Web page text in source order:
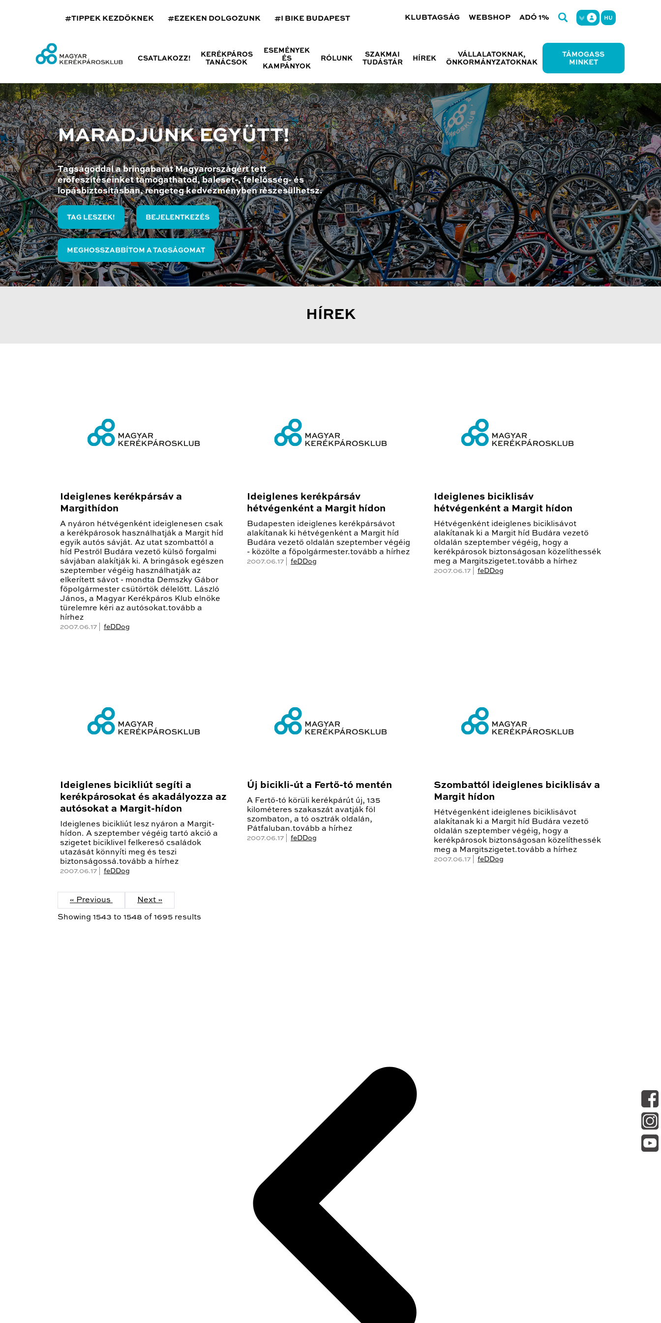
#TIPPEK KEZDŐKNEK #EZEKEN DOLGOZUNK #I BIKE BUDAPEST KLUBTAGSÁG WEBSHOP ADÓ 1% HU
CSATLAKOZZ!
KERÉKPÁROS
TANÁCSOK
ESEMÉNYEK
ÉS
KAMPÁNYOK
RÓLUNK
SZAKMAI
TUDÁSTÁR
HÍREK
VÁLLALATOKNAK,
ÖNKORMÁNYZATOKNAK
TÁMOGASS
MINKET
MARADJUNK EGYÜTT!
Tagságoddal a bringabarát Magyarországért tett
erőfeszítéseinket támogathatod, baleset-, felelősség- és
lopásbiztosításban, rengeteg kedvezményben részesülhetsz.
TAG LESZEK! BEJELENTKEZÉS
MEGHOSSZABBÍTOM A TAGSÁGOMAT
HÍREK
Ideiglenes kerékpársáv a
Margithídon
A nyáron hétvégenként ideiglenesen csak
a kerékpárosok használhatják a Margit híd
egyik autós sávját. Az utat szombattól a
híd Pestről Budára vezető külső forgalmi
sávjában alakítják ki. A bringások egészen
szeptember végéig használhatják az
elkerített sávot - mondta Demszky Gábor
főpolgármester csütörtök délelőtt. László
János, a Magyar Kerékpáros Klub elnöke
türelemre kéri az autósokat.tovább a
hírhez
2007.06.17 | feDDog
Ideiglenes kerékpársáv
hétvégenként a Margit hídon
Budapesten ideiglenes kerékpársávot
alakítanak ki hétvégenként a Margit híd
Budára vezető oldalán szeptember végéig
- közölte a főpolgármester.tovább a hírhez
2007.06.17 | feDDog
Ideiglenes biciklisáv
hétvégenként a Margit hídon
Hétvégenként ideiglenes biciklisávot
alakítanak ki a Margit híd Budára vezető
oldalán szeptember végéig, hogy a
kerékpárosok biztonságosan közelíthessék
meg a Margitszigetet.tovább a hírhez
2007.06.17 | feDDog
Ideiglenes bicikliút segíti a
kerékpárosokat és akadályozza az
autósokat a Margit-hídon
Ideiglenes bicikliút lesz nyáron a Margit-
hídon. A szeptember végéig tartó akció a
szigetet biciklivel felkereső családok
utazását könnyíti meg és teszi
biztonságossá.tovább a hírhez
2007.06.17 | feDDog
Új bicikli-út a Fertő-tó mentén
A Fertő-tó körüli kerékpárút új, 135
kilométeres szakaszát avatják föl
szombaton, a tó osztrák oldalán,
Pátfaluban.tovább a hírhez
2007.06.17 | feDDog
Szombattól ideiglenes biciklisáv a
Margit hídon
Hétvégenként ideiglenes biciklisávot
alakítanak ki a Margit híd Budára vezető
oldalán szeptember végéig, hogy a
kerékpárosok biztonságosan közelíthessék
meg a Margitszigetet.tovább a hírhez
2007.06.17 | feDDog
« Previous Next »
Showing 1543 to 1548 of 1695 results